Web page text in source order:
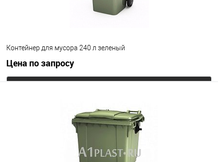
Контейнер для мусора 240 л зеленый
Цена по запросу
Под заказ